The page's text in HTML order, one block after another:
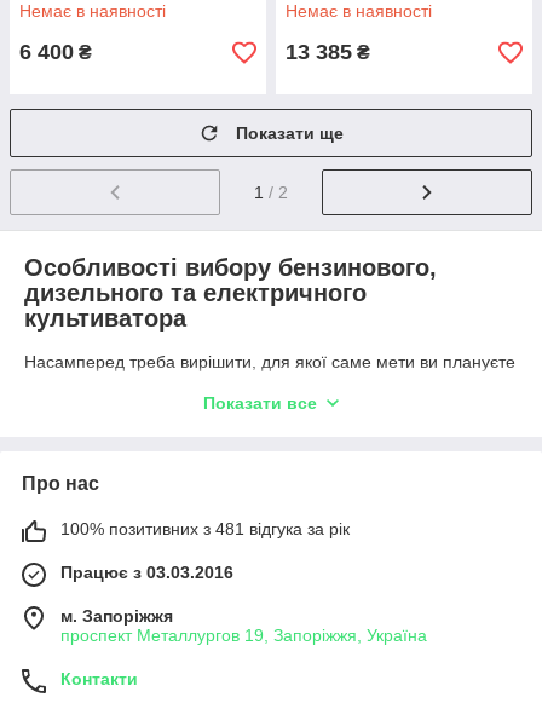
Немає в наявності
6 400 ₴
Немає в наявності
13 385 ₴
Показати ще
1 / 2
Особливості вибору бензинового,
дизельного та електричного
культиватора
Насамперед треба вирішити, для якої саме мети ви плануєте
повноцінного польового використання. У першому випадку
малопотужних культиваторів для дачі.
якісного оброблення великих земельних ділянок. Водночас
власника.
Не менш важливу роль відіграє і тип живлення пристрою. Усі
культиватори поділяються на три великі категорії:
Показати все
Про нас
100% позитивних з 481 відгука за рік
Працює з 03.03.2016
м. Запоріжжя
проспект Металлургов 19, Запоріжжя, Україна
Контакти